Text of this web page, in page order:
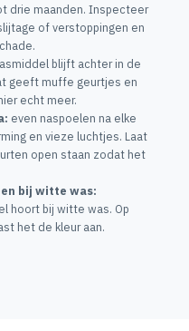
drie maanden. Inspecteer
of verstoppingen en
blijft achter in de
geeft muffe geurtjes en
echt meer.
even naspoelen na elke
en vieze luchtjes. Laat
open staan zodat het
bij witte was:
hoort bij witte was. Op
het de kleur aan.